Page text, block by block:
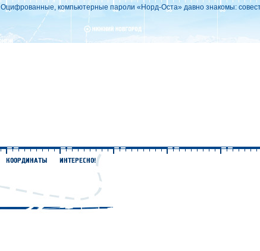
Оцифрованные, компьютерные пароли «Норд-Оста» давно знакомы: